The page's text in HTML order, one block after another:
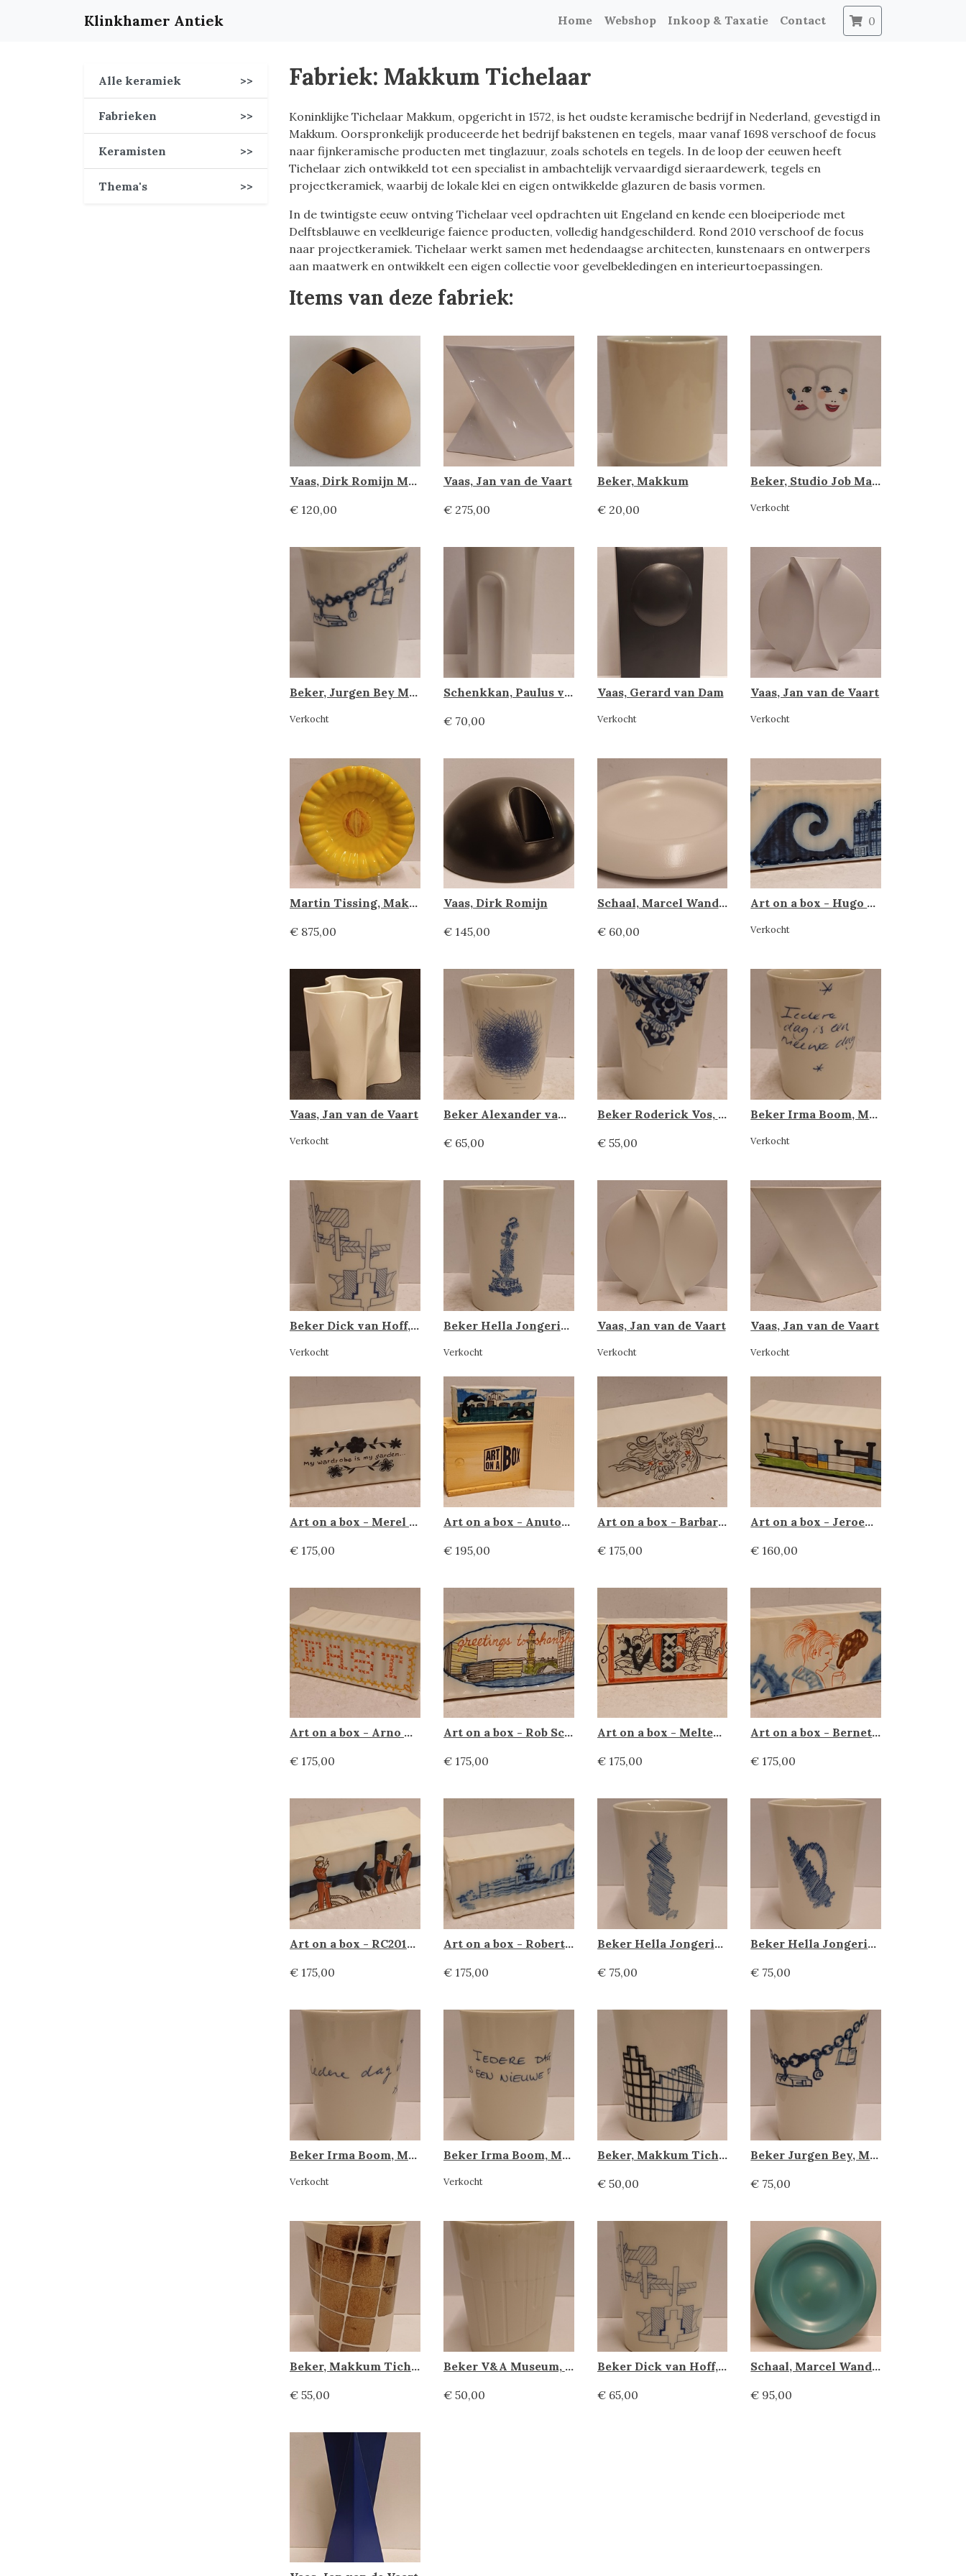
Klinkhamer Antiek Home Webshop Inkoop & Taxatie Contact 0
Alle keramiek >>
Fabrieken >>
Keramisten >>
Thema's >>
Fabriek: Makkum Tichelaar
Koninklijke Tichelaar Makkum, opgericht in 1572, is het oudste keramische bedrijf in Nederland, gevestigd in
Makkum. Oorspronkelijk produceerde het bedrijf bakstenen en tegels, maar vanaf 1698 verschoof de focus
naar fijnkeramische producten met tinglazuur, zoals schotels en tegels. In de loop der eeuwen heeft
Tichelaar zich ontwikkeld tot een specialist in ambachtelijk vervaardigd sieraardewerk, tegels en
projectkeramiek, waarbij de lokale klei en eigen ontwikkelde glazuren de basis vormen.
In de twintigste eeuw ontving Tichelaar veel opdrachten uit Engeland en kende een bloeiperiode met
Delftsblauwe en veelkleurige faience producten, volledig handgeschilderd. Rond 2010 verschoof de focus
naar projectkeramiek. Tichelaar werkt samen met hedendaagse architecten, kunstenaars en ontwerpers
aan maatwerk en ontwikkelt een eigen collectie voor gevelbekledingen en interieurtoepassingen.
Items van deze fabriek:
Vaas, Dirk Romijn Makkum
€ 120,00
Vaas, Jan van de Vaart
€ 275,00
Beker, Makkum
€ 20,00
Beker, Studio Job Makkum
Verkocht
Beker, Jurgen Bey Makkum
Verkocht
Schenkkan, Paulus van Leeuwen
€ 70,00
Vaas, Gerard van Dam
Verkocht
Vaas, Jan van de Vaart
Verkocht
Martin Tissing, Makkum Tichelaar
€ 875,00
Vaas, Dirk Romijn
€ 145,00
Schaal, Marcel Wanders
€ 60,00
Art on a box - Hugo Kaagman, Makkum Tichelaar
Verkocht
Vaas, Jan van de Vaart
Verkocht
Beker Alexander van Slobbe, Makkum
€ 65,00
Beker Roderick Vos, Makkum
€ 55,00
Beker Irma Boom, Makkum
Verkocht
Beker Dick van Hoff, Makkum
Verkocht
Beker Hella Jongerius, Makkum
Verkocht
Vaas, Jan van de Vaart
Verkocht
Vaas, Jan van de Vaart
Verkocht
Art on a box - Merel Boers, Makkum Tichelaar
€ 175,00
Art on a box - Anutosh, Makkum Tichelaar
€ 195,00
Art on a box - Barbara Wijnveld, Makkum Tichelaar
€ 175,00
Art on a box - Jeroen Allart, Makkum Tichelaar
€ 160,00
Art on a box - Arno Coenen, Makkum Tichelaar
€ 175,00
Art on a box - Rob Schotsman, Makkum Tichelaar
€ 175,00
Art on a box - Meltem Ulbegi, Makkum Tichelaar
€ 175,00
Art on a box - Bernet Ragetli, Makkum Tichelaar
€ 175,00
Art on a box - RC2010, Makkum Tichelaar
€ 175,00
Art on a box - Robert Vorstman, Makkum Tichelaar
€ 175,00
Beker Hella Jongerius, Makkum Tichelaar
€ 75,00
Beker Hella Jongerius, Makkum Tichelaar
€ 75,00
Beker Irma Boom, Makkum Tichelaar
Verkocht
Beker Irma Boom, Makkum Tichelaar
Verkocht
Beker, Makkum Tichelaar
€ 50,00
Beker Jurgen Bey, Makkum Tichelaar
€ 75,00
Beker, Makkum Tichelaar
€ 55,00
Beker V&A Museum, Makkum Tichelaar
€ 50,00
Beker Dick van Hoff, Makkum
€ 65,00
Schaal, Marcel Wanders
€ 95,00